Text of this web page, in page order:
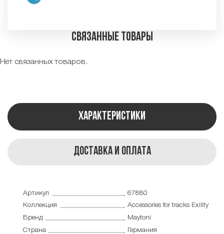
Связанные товары
Нет связанных товаров.
Характеристики
Доставка и оплата
Артикул
67880
Коллекция
Accessories for tracks Exility
Бренд
Maytoni
Страна
Германия